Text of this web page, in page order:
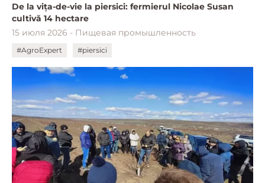
De la vița-de-vie la piersici: fermierul Nicolae Susan
cultivă 14 hectare
15 июля 2026 - Пищевая промышленность
#AgroExpert #piersici